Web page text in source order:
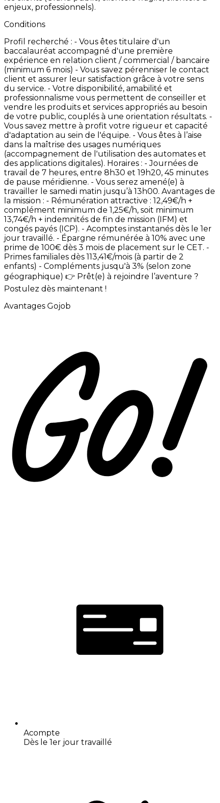
enjeux, professionnels).
Conditions
Profil recherché : - Vous êtes titulaire d'un
baccalauréat accompagné d'une première
expérience en relation client /commercial / bancaire
(minimum 6 mois) - Vous savez pérenniser le contact
client et assurer leur satisfaction grâce à votre sens
du service. - Votre disponibilité, amabilité et
professionnalisme vous permettent de conseiller et
vendre les produits et services appropriés au besoin
de votre public, couplés à une orientation résultats. -
Vous savez mettre à profit votre rigueur et capacité
d'adaptation au sein de l'équipe. - Vous êtes à l’aise
dans la maîtrise des usages numériques
(accompagnement de l'utilisation des automates et
des applications digitales). Horaires : -Journées de
travail de 7 heures, entre 8h30 et 19h20, 45 minutes
de pause méridienne. - Vous serez amené(e) à
travailler le samedi matin jusqu’à 13h00. Avantages de
la mission : - Rémunération attractive : 12,49€/h +
complément minimum de 1,25€/h, soit minimum
13,74€/h + indemnités de fin de mission (IFM) et
congés payés (ICP). - Acomptes instantanés dès le 1er
jour travaillé. - Épargne rémunérée à 10% avec une
prime de 100€ dès 3 mois de placement sur le CET. -
Primes familiales dès 113,41€/mois (à partir de 2
enfants) - Compléments jusqu'à 3% (selon zone
géographique) 👉 Prêt(e) à rejoindre l’aventure ?
Postulez dès maintenant !
Avantages Gojob
Acompte
Dès le 1er jour travaillé